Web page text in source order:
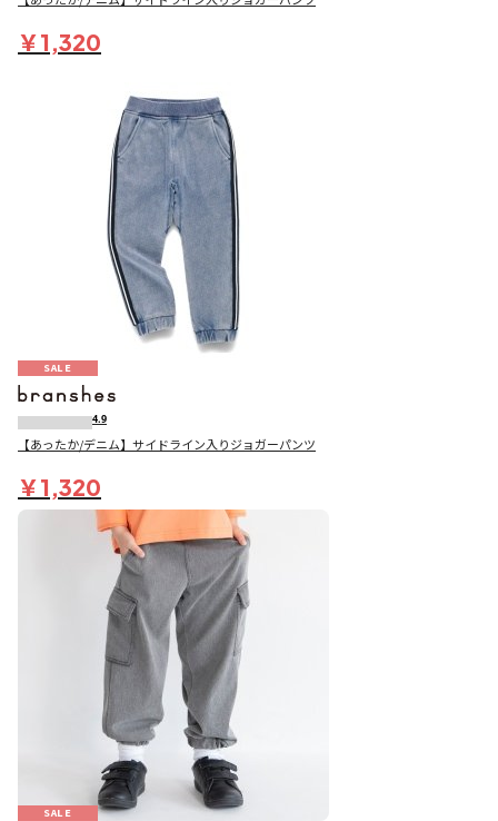
￥1,320
SALE
4.9
【あったか/デニム】サイドライン入りジョガーパンツ
￥1,320
SALE